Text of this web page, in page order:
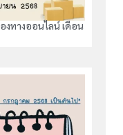
งทางออนไลน์ เดือน